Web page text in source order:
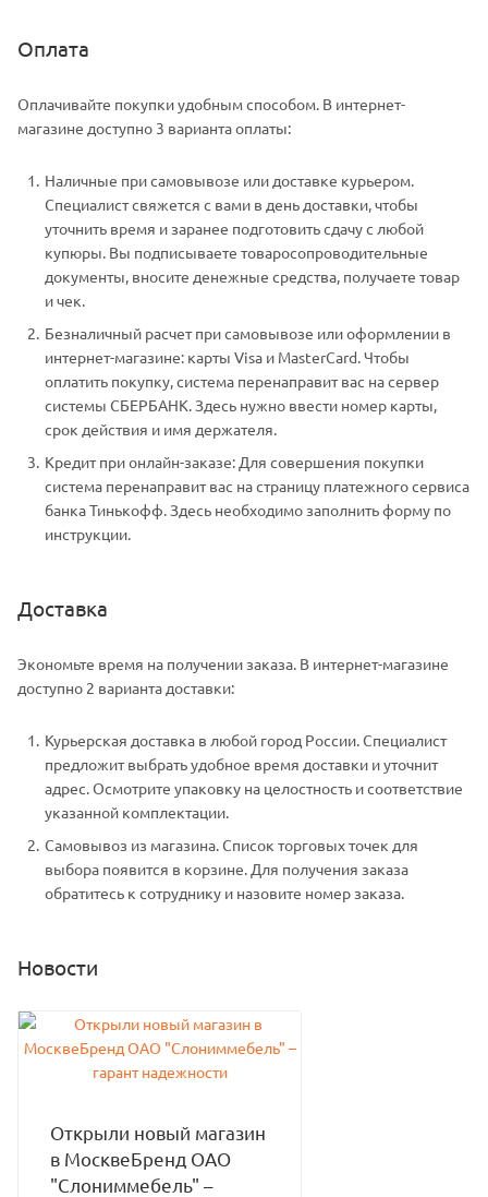
Оплата
Оплачивайте покупки удобным способом. В интернет-
магазине доступно 3 варианта оплаты:
Наличные при самовывозе или доставке курьером.
Специалист свяжется с вами в день доставки, чтобы
уточнить время и заранее подготовить сдачу с любой
купюры. Вы подписываете товаросопроводительные
документы, вносите денежные средства, получаете товар
и чек.
Безналичный расчет при самовывозе или оформлении в
интернет-магазине: карты Visa и MasterCard. Чтобы
оплатить покупку, система перенаправит вас на сервер
системы СБЕРБАНК. Здесь нужно ввести номер карты,
срок действия и имя держателя.
Кредит при онлайн-заказе: Для совершения покупки
система перенаправит вас на страницу платежного сервиса
банка Тинькофф. Здесь необходимо заполнить форму по
инструкции.
Доставка
Экономьте время на получении заказа. В интернет-магазине
доступно 2 варианта доставки:
Курьерская доставка в любой город России. Специалист
предложит выбрать удобное время доставки и уточнит
адрес. Осмотрите упаковку на целостность и соответствие
указанной комплектации.
Самовывоз из магазина. Список торговых точек для
выбора появится в корзине. Для получения заказа
обратитесь к сотруднику и назовите номер заказа.
Новости
Открыли новый магазин
в МосквеБренд ОАО
"Слониммебель" –